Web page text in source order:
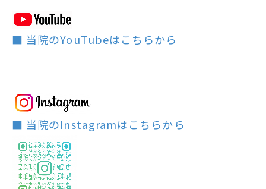
■ 当院のYouTubeはこちらから
■ 当院のInstagramはこちらから